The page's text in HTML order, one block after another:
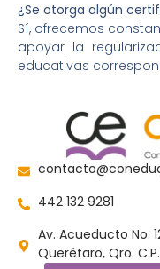
¿Se otorga algún
Sí, ofrecemos
apoyar la
educativas
442 132 9281
Av. Acueducto No.
Querétaro, Qro.